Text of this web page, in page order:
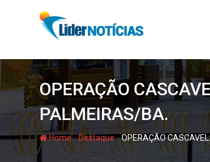
OPERAÇÃO
PALMEIRAS/BA.
Home-Destaque-OPERAÇÃO